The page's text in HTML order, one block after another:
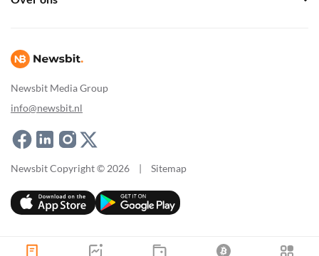
Newsbit Media Group
info@newsbit.nl
Newsbit Copyright © 2026 | Sitemap